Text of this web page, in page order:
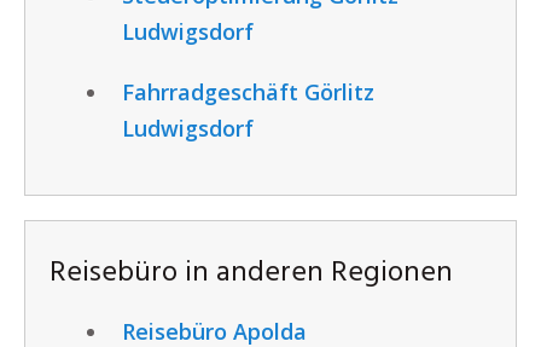
Ludwigsdorf
Fahrradgeschäft Görlitz
Ludwigsdorf
Reisebüro in anderen Regionen
Reisebüro Apolda